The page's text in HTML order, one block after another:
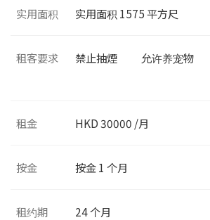
实用面积 实用面积 1575平方尺
租客要求 禁止抽煙 允许养宠物
租金 HKD 30000 /月
按金 按金 1 个月
租约期 24 个月